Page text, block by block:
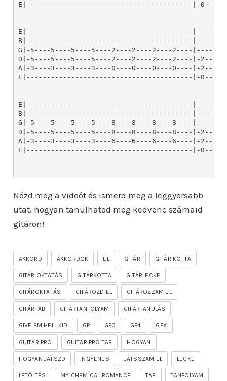
Nézd meg a videót és ismerd meg a leggyorsabb
utat, hogyan tanulhatod meg kedvenc számaid
gitáron!
AKKORD AKKORDOK EL GITÁR GITÁR KOTTA
GITÁR OKTATÁS GITÁRKOTTA GITÁRLECKE
GITÁROKTATÁS GITÁROZD EL GITÁROZZAM EL
GITÁRTAB GITÁRTANFOLYAM GITÁRTANULÁS
GIVE EM HELL KID GP GP3 GP4 GPX
GUITAR PRO GUITAR PRO TAB HOGYAN
HOGYAN JÁTSZD INGYENES JÁTSSZAM EL LECKE
LETÖLTÉS MY CHEMICAL ROMANCE TAB TANFOLYAM